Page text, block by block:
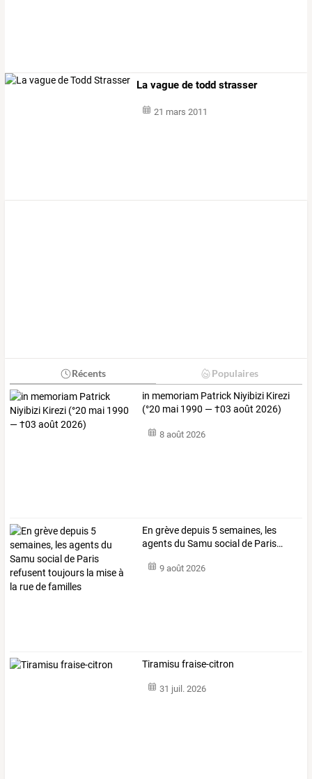
La vague de todd strasser
21 mars 2011
Récents Populaires
in memoriam Patrick Niyibizi Kirezi
(°20 mai 1990 — †03 août 2026)
8 août 2026
En grèvedepuis 5semaines, les
agentsdu Samu socialde Paris…
9 août 2026
Tiramisu fraise-citron
31 juil. 2026